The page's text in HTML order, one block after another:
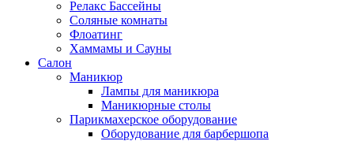
Релакс Бассейны
Соляные комнаты
Флоатинг
Хаммамы и Сауны
Салон
Маникюр
Лампы для маникюра
Маникюрные столы
Парикмахерское оборудование
Оборудование для барбершопа